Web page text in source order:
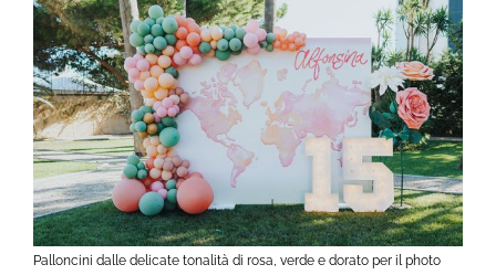
Palloncini dalle delicate tonalità di rosa, verde e dorato per il photo